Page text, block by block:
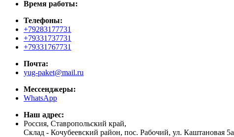
Время работы:
Телефоны:
+79283177731
+79331737731
+79331767731
Почта:
yug-paket@mail.ru
Мессенджеры:
WhatsApp
Наш адрес:
Россия, Ставропольский край,
Склад - Кочубеевский район, пос. Рабочий, ул. Каштановая 5а